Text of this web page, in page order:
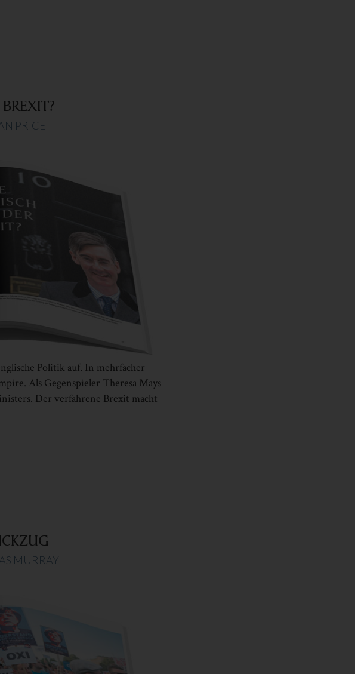
PRICE
Politik auf. In mehrfacher
Als Gegenspieler Theresa Mays
Der verfahrene Brexit macht
MURRAY